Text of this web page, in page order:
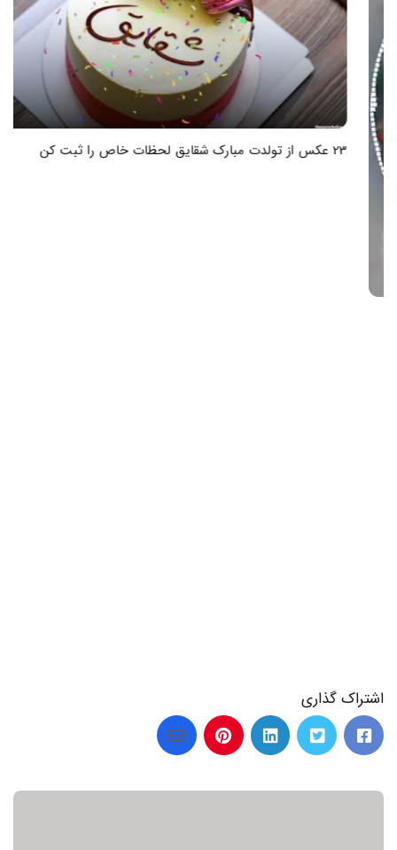
23 عکس از تولدت مبارک شقایق لحظات خاص را ثبت کن
اشتراک گذاری